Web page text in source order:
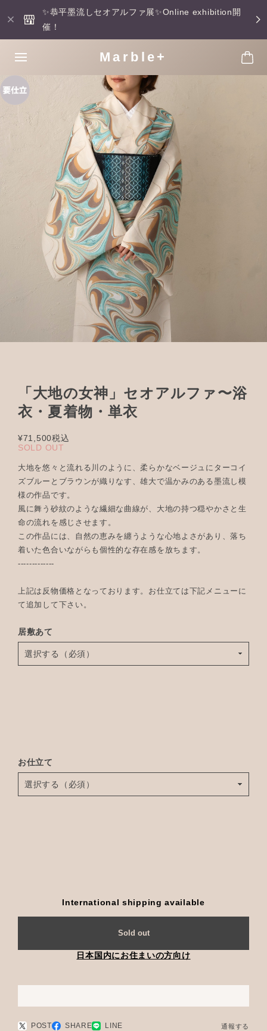
✨恭平墨流しセオアルファ展✨Online exhibition開
催！
Marble+
「大地の女神」セオアルファ〜浴
衣・夏着物・単衣
¥71,500税込
SOLD OUT
大地を悠々と流れる川のように、柔らかなベージュにターコイ
ズブルーとブラウンが織りなす、雄大で温かみのある墨流し模
様の作品です。
風に舞う砂紋のような繊細な曲線が、大地の持つ穏やかさと生
命の流れを感じさせます。
この作品には、自然の恵みを纏うような心地よさがあり、落ち
着いた色合いながらも個性的な存在感を放ちます。
-------------
上記は反物価格となっております。お仕立ては下記メニューに
て追加して下さい。
居敷あて
お仕立て
International shipping available
Sold out
日本国内にお住まいの方向け
POST SHARE LINE 通報する